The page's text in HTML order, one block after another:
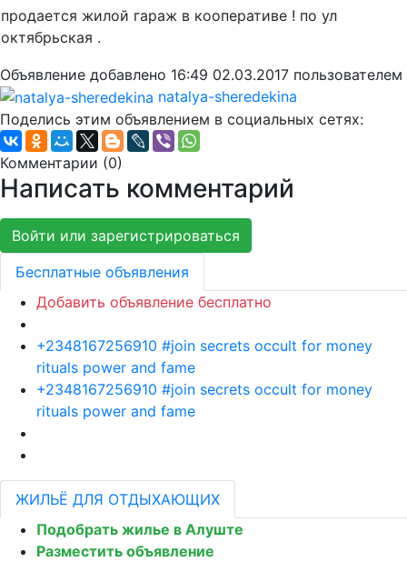
продается жилой гараж в кооперативе ! по ул
октябрьская .
Объявление добавлено 16:49 02.03.2017 пользователем
natalya-sheredekina
Поделись этим объявлением в социальных сетях:
Комментарии (0)
Написать комментарий
Войти или зарегистрироваться
Бесплатные объявления
Добавить объявление бесплатно
+2348167256910 #join secrets occult for money
rituals power and fame
+2348167256910 #join secrets occult for money
rituals power and fame
ЖИЛЬЁ ДЛЯ ОТДЫХАЮЩИХ
Подобрать жилье в Алуште
Разместить объявление